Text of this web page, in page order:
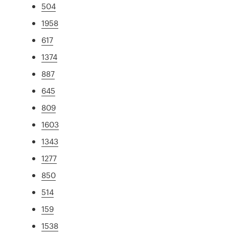
504
1958
617
1374
887
645
809
1603
1343
1277
850
514
159
1538